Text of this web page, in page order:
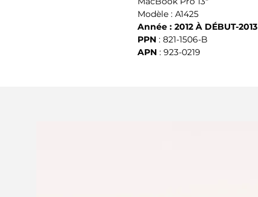
Modèle : A1425
Année : 2012 À DÉBUT-2013
PPN : 821-1506-B
APN : 923-0219